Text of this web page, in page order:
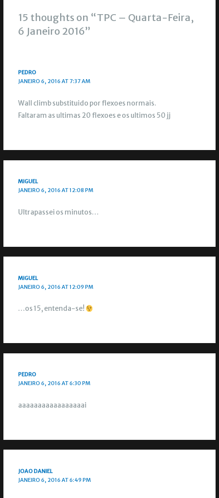
15 thoughts on “TPC – Quarta-Feira,
6 Janeiro 2016”
PEDRO
JANEIRO 6, 2016 AT 7:37 AM
Wall climb substituido por flexoes normais.
Faltaram as ultimas 20 flexoes e os ultimos 50 jj
MIGUEL
JANEIRO 6, 2016 AT 12:08 PM
Ultrapassei os minutos…
MIGUEL
JANEIRO 6, 2016 AT 12:09 PM
…os 15, entenda-se!
PEDRO
JANEIRO 6, 2016 AT 6:30 PM
aaaaaaaaaaaaaaaaai
JOAO DANIEL
JANEIRO 6, 2016 AT 6:49 PM